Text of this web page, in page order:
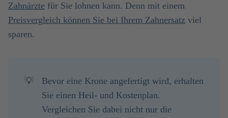
Zahnärzte für Sie lohnen kann. Denn mit einem
Preisvergleich können Sie bei Ihrem Zahnersatz viel
sparen.
💡
Bevor eine Krone angefertigt wird, erhalten
Sie einen Heil- und Kostenplan.
Vergleichen Sie dabei nicht nur die